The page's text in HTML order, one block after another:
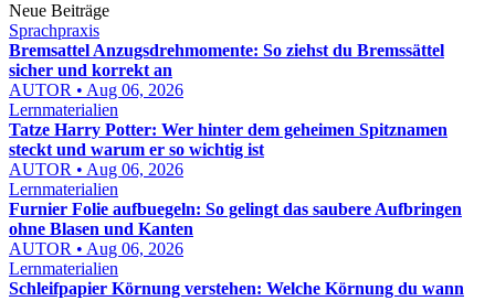
Neue Beiträge
Sprachpraxis
Bremsattel Anzugsdrehmomente: So ziehst du Bremssättel
sicher und korrekt an
AUTOR • Aug 06, 2026
Lernmaterialien
Tatze Harry Potter: Wer hinter dem geheimen Spitznamen
steckt und warum er so wichtig ist
AUTOR • Aug 06, 2026
Lernmaterialien
Furnier Folie aufbuegeln: So gelingt das saubere Aufbringen
ohne Blasen und Kanten
AUTOR • Aug 06, 2026
Lernmaterialien
Schleifpapier Körnung verstehen: Welche Körnung du wann